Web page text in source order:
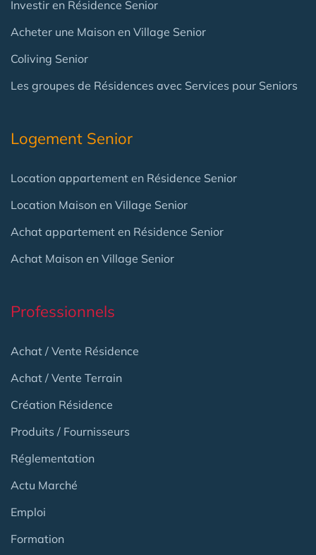
Investir en Résidence Senior
Acheter une Maison en Village Senior
Coliving Senior
Les groupes de Résidences avec Services pour Seniors
Logement Senior
Location appartement en Résidence Senior
Location Maison en Village Senior
Achat appartement en Résidence Senior
Achat Maison en Village Senior
Professionnels
Achat / Vente Résidence
Achat / Vente Terrain
Création Résidence
Produits / Fournisseurs
Réglementation
Actu Marché
Emploi
Formation